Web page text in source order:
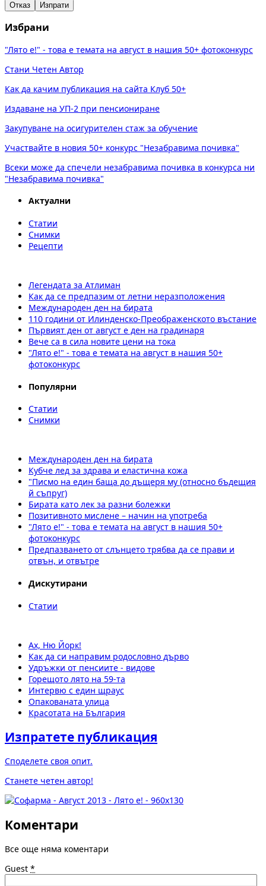
Отказ Изпрати
Избрани
"Лято е!" - това е темата на август в нашия 50+ фотоконкурс
Стани Четен Автор
Как да качим публикация на сайта Клуб 50+
Издаване на УП-2 при пенсиониране
Закупуване на осигурителен стаж за обучение
Участвайте в новия 50+ конкурс "Незабравима почивка"
Всеки може да спечели незабравима почивка в конкурса ни
"Незабравима почивка"
Актуални
Статии
Снимки
Рецепти
Легендата за Атлиман
Как да се предпазим от летни неразположения
Международен ден на бирата
110 години от Илинденско-Преображенското въстание
Първият ден от август е ден на градинаря
Вече са в сила новите цени на тока
"Лято е!" - това е темата на август в нашия 50+
фотоконкурс
Популярни
Статии
Снимки
Международен ден на бирата
Кубче лед за здрава и еластична кожа
"Писмо на един баща до дъщеря му (относно бъдещия
й съпруг)
Бирата като лек за разни болежки
Позитивното мислене – начин на употреба
"Лято е!" - това е темата на август в нашия 50+
фотоконкурс
Предпазването от слънцето трябва да се прави и
отвън, и отвътре
Дискутирани
Статии
Ах, Ню Йорк!
Как да си направим родословно дърво
Удръжки от пенсиите - видове
Горещото лято на 59-та
Интервю с един щраус
Опакованата улица
Красотата на България
Изпратете публикация
Споделете своя опит.
Станете четен автор!
Коментари
Все още няма коментари
Guest *